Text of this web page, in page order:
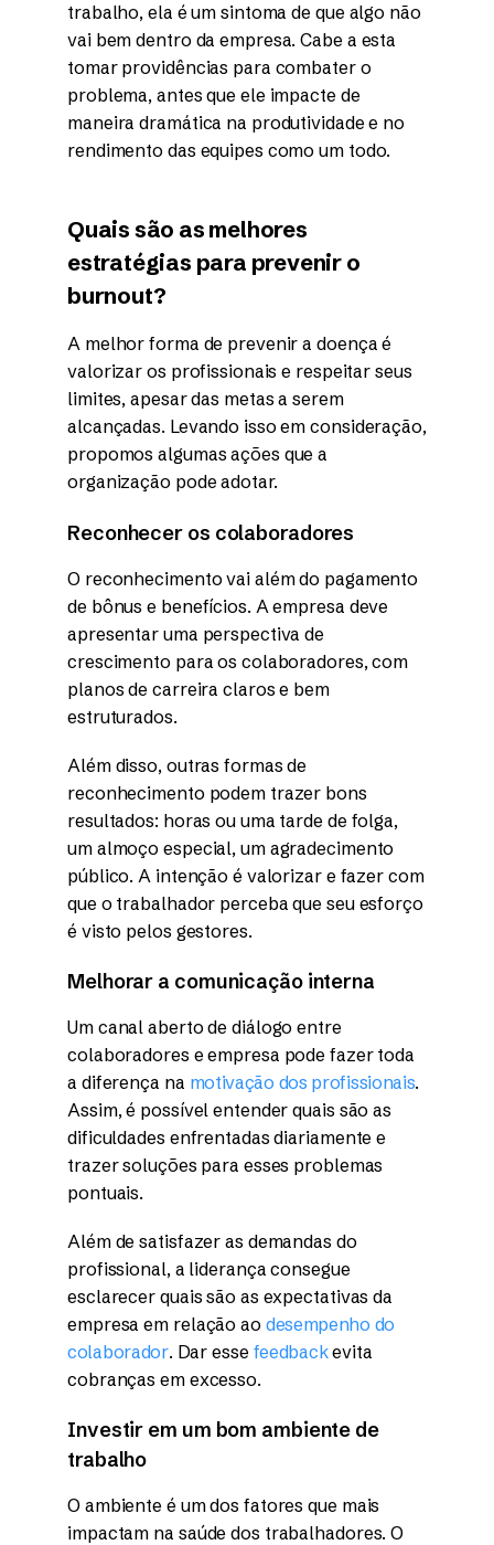
trabalho, ela é um sintoma de que algo não
vai bem dentro da empresa. Cabe a esta
tomar providências para combater o
problema, antes que ele impacte de
maneira dramática na produtividade e no
rendimento das equipes como um todo.
Quais são as melhores
estratégias para prevenir o
burnout?
A melhor forma de prevenir a doença é
valorizar os profissionais e respeitar seus
limites, apesar das metas a serem
alcançadas. Levando isso em consideração,
propomos algumas ações que a
organização pode adotar.
Reconhecer os colaboradores
O reconhecimento vai além do pagamento
de bônus e benefícios. A empresa deve
apresentar uma perspectiva de
crescimento para os colaboradores, com
planos de carreira claros e bem
estruturados.
Além disso, outras formas de
reconhecimento podem trazer bons
resultados: horas ou uma tarde de folga,
um almoço especial, um agradecimento
público. A intenção é valorizar e fazer com
que o trabalhador perceba que seu esforço
é visto pelos gestores.
Melhorar a comunicação interna
Um canal aberto de diálogo entre
colaboradores e empresa pode fazer toda
a diferença na motivação dos profissionais.
Assim, é possível entender quais são as
dificuldades enfrentadas diariamente e
trazer soluções para esses problemas
pontuais.
Além de satisfazer as demandas do
profissional, a liderança consegue
esclarecer quais são as expectativas da
empresa em relação ao desempenho do
colaborador. Dar esse feedbackevita
cobranças em excesso.
Investir em um bom ambiente de
trabalho
O ambiente é um dos fatores que mais
impactam na saúde dos trabalhadores. O